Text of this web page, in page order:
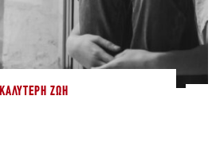
ΚΑΛΎΤΕΡΗ ΖΩΉ